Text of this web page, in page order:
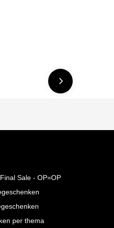
Sale - OP=OP
per thema